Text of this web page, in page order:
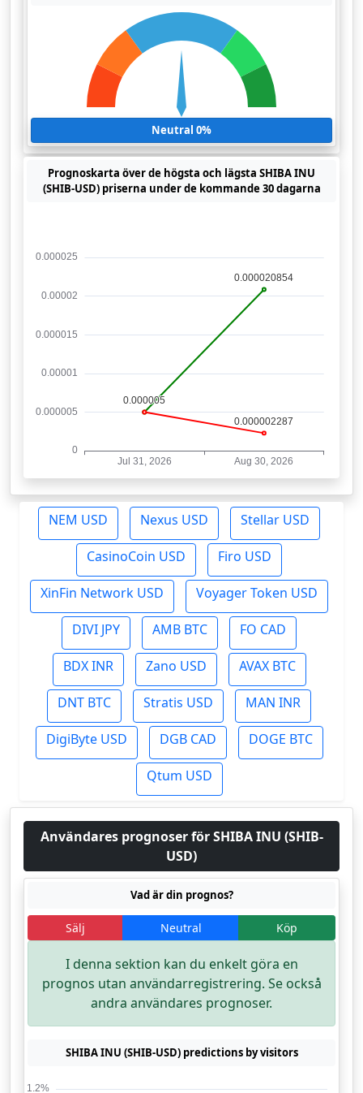
Neutral 0%
Prognoskarta över de högsta och lägsta SHIBA INU
(SHIB-USD) priserna under de kommande 30 dagarna
NEM USD Nexus USD Stellar USD
CasinoCoin USD Firo USD
XinFin Network USD Voyager Token USD
DIVI JPY AMB BTC FO CAD
BDX INR Zano USD AVAX BTC
DNT BTC Stratis USD MAN INR
DigiByte USD DGB CAD DOGE BTC
Qtum USD
Användares prognoser för SHIBA INU (SHIB-
USD)
Vad är din prognos?
Sälj Neutral Köp
I denna sektion kan du enkelt göra en
prognos utan användarregistrering. Se också
andra användares prognoser.
SHIBA INU (SHIB-USD) predictions by visitors